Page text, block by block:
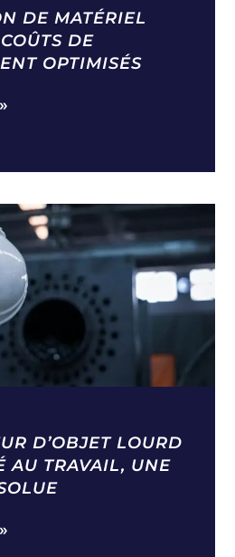
DE MATÉRIEL
DE
OPTIMISÉS
D’OBJET LOURD
AU TRAVAIL, UNE